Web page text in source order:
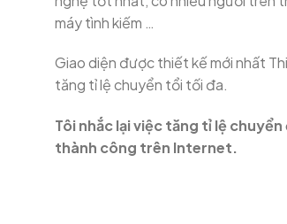
máy tình kiếm …
Giao diện được thiết kế mới nhất
tăng tỉ lệ chuyển tổi tối đa.
Tôi nhắc lại việc tăng tỉ lệ
thành công trên Internet.